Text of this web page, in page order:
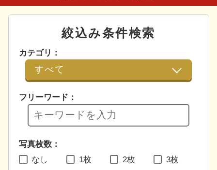
絞込み条件検索
カテゴリ：
フリーワード：
写真枚数：
なし
1枚 2枚 3枚